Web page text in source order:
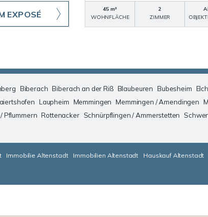
EXPOSÉ
45 m²
WOHNFLÄCHE
2
ZIMMER
Biberach Biberach an der Riß Blaubeuren Bubesheim
Laupheim Memmingen Memmingen / Amendingen
Pflummern Rottenacker Schnürpflingen / Ammerstetten
Immobilie Altenstadt Immobilien Altenstadt Hauskauf Altenstadt